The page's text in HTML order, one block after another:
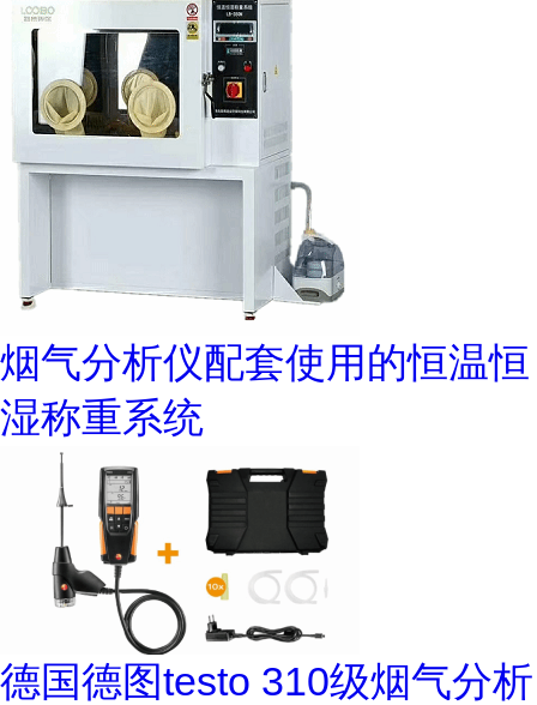
烟气分析仪配套使用的恒温恒
湿称重系统
德国德图testo 310级烟气分析